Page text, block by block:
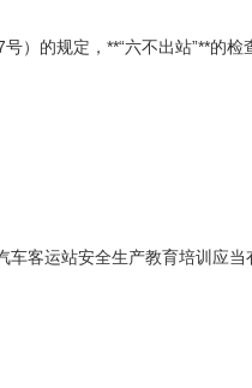
）的规定，**“六不出站”**的检
客运站安全生产教育培训应